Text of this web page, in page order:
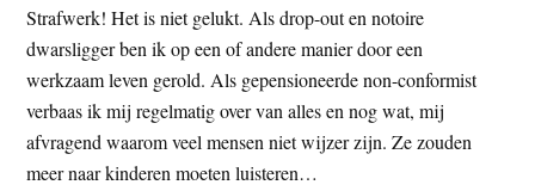
Strafwerk! Het is niet gelukt. Als drop-out en notoire
dwarsligger ben ik op een of andere manier door een
werkzaam leven gerold. Als gepensioneerde non-conformist
verbaas ik mij regelmatig over van alles en nog wat, mij
afvragend waarom veel mensen niet wijzer zijn. Ze zouden
meer naar kinderen moeten luisteren…